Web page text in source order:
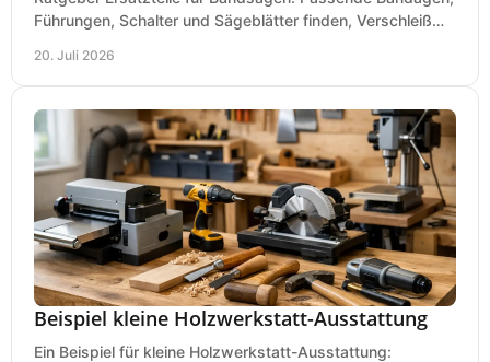
Führungen, Schalter und Sägeblätter finden, Verschleiß
20. Juli 2026
Beispiel kleine Holzwerkstatt-Ausstattung
Ein Beispiel für kleine Holzwerkstatt-Ausstattung: